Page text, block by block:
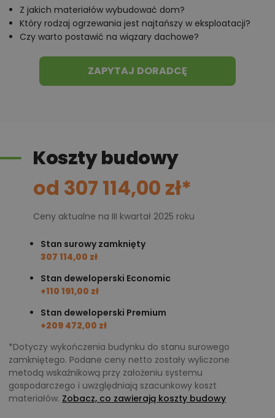
Z jakich materiałów wybudować dom?
Który rodzaj ogrzewania jest najtańszy w eksploatacji?
Czy warto postawić na wiązary dachowe?
ZAPYTAJ DORADCĘ
Koszty budowy
od 307 114,00 zł*
Ceny aktualne na III kwartał 2025 roku
Stan surowy zamknięty
307 114,00 zł
Stan deweloperski Economic
+110 191,00 zł
Stan deweloperski Premium
+209 472,00 zł
*Dotyczy wykończenia budynku do stanu surowego
zamkniętego. Podane ceny netto zostały wyliczone
metodą wskaźnikową przy założeniu systemu
gospodarczego i uwzględniają szacunkowy koszt
materiałów. Zobacz, co zawierają koszty budowy